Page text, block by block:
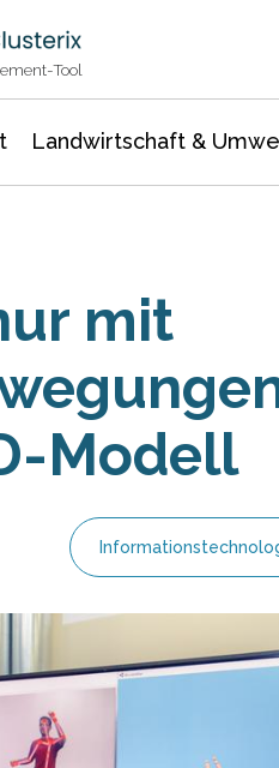
Tool
Landwirtschaft &
mit
Modell